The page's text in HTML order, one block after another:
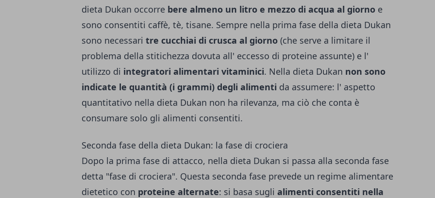
dieta Dukan occorre bere almeno un litro e mezzo di acqua al giorno e
sono consentiti caffè, tè, tisane. Sempre nella prima fase della dieta Dukan
sono necessari tre cucchiai di crusca al giorno (che serve a limitare il
problema della stitichezza dovuta all' eccesso di proteine assunte) e l'
utilizzo di integratori alimentari vitaminici. Nella dieta Dukan non sono
indicate le quantità (i grammi) degli alimenti da assumere: l' aspetto
quantitativo nella dieta Dukan non ha rilevanza, ma ciò che conta è
consumare solo gli alimenti consentiti.
Seconda fase della dieta Dukan: la fase di crociera
Dopo la prima fase di attacco, nella dieta Dukan si passa alla seconda fase
detta "fase di crociera". Questa seconda fase prevede un regime alimentare
dietetico con proteine alternate: si basa sugli alimenti consentiti nella